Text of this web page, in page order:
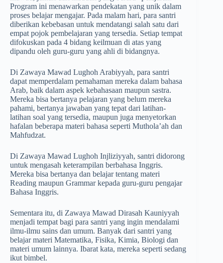
Program ini menawarkan pendekatan yang unik dalam
proses belajar mengajar. Pada malam hari, para santri
diberikan kebebasan untuk mendatangi salah satu dari
empat pojok pembelajaran yang tersedia. Setiap tempat
difokuskan pada 4 bidang keilmuan di atas yang
dipandu oleh guru-guru yang ahli di bidangnya.
Di Zawaya Mawad Lughoh Arabiyyah, para santri
dapat memperdalam pemahaman mereka dalam bahasa
Arab, baik dalam aspek kebahasaan maupun sastra.
Mereka bisa bertanya pelajaran yang belum mereka
pahami, bertanya jawaban yang tepat dari latihan-
latihan soal yang tersedia, maupun juga menyetorkan
hafalan beberapa materi bahasa seperti Muthola’ah dan
Mahfudzat.
Di Zawaya Mawad Lughoh Injliziyyah, santri didorong
untuk mengasah keterampilan berbahasa Inggris.
Mereka bisa bertanya dan belajar tentang materi
Reading maupun Grammar kepada guru-guru pengajar
Bahasa Inggris.
Sementara itu, di Zawaya Mawad Dirasah Kauniyyah
menjadi tempat bagi para santri yang ingin mendalami
ilmu-ilmu sains dan umum. Banyak dari santri yang
belajar materi Matematika, Fisika, Kimia, Biologi dan
materi umum lainnya. Ibarat kata, mereka seperti sedang
ikut bimbel.